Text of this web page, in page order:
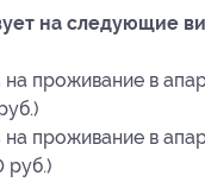
на следующие
проживание в
проживание в
руб.)